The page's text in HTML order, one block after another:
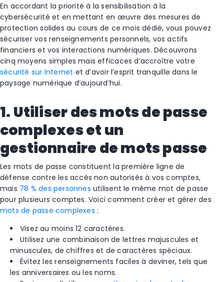
En accordant la priorité à la sensibilisation à la
cybersécurité et en mettant en œuvre des mesures de
protection solides au cours de ce mois dédié, vous pouvez
sécuriser vos renseignements personnels, vos actifs
financiers et vos interactions numériques. Découvrons
cinq moyens simples mais efficaces d’accroître votre
sécurité sur Internet et d’avoir l’esprit tranquille dans le
paysage numérique d’aujourd’hui.
1. Utiliser des mots de passe
complexes et un
gestionnaire de mots passe
Les mots de passe constituent la première ligne de
défense contre les accès non autorisés à vos comptes,
mais 78 % des personnes utilisent le même mot de passe
pour plusieurs comptes. Voici comment créer et gérer des
mots de passe complexes :
Visez au moins 12 caractères.
Utilisez une combinaison de lettres majuscules et
minuscules, de chiffres et de caractères spéciaux.
Évitez les renseignements faciles à deviner, tels que
les anniversaires ou les noms.